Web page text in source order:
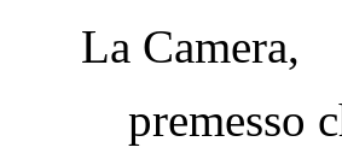
La Camera,
premesso